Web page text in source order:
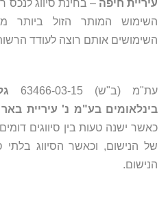
עיריית חיפה – בחינת סיווג לנכס
השימוש המותר הזול ביותר
השימושים אותם רוצה לעודד
עת"מ (ב"ש) 63466-03-15
בינלאומים בע"מ נ' עיריית
כאשר ישנה טעות בין סיווגים
של הנישום, וכאשר הסיווג
הנישום.